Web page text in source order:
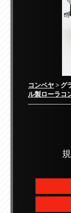
コンベヤ > グ
ル製ローラコ